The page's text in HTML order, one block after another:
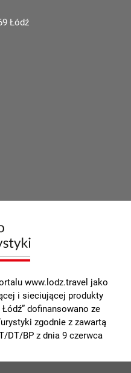
Łódź
www.lodz.travel jako
i sieciującej produkty
dofinansowano ze
zgodnie z zawartą
DT/BP z dnia 9 czerwca